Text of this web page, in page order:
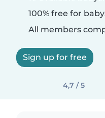
100% free for
All members
Sign up for free
4,7 / 5